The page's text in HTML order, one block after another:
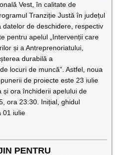
Vest, în calitate de
Tranziție Justă în județul
de deschidere, respectiv
pentru apelul „Intervenții care
și a Antreprenoriatului,
durabilă a
locuri de muncă”. Astfel, noua
de proiecte este 23 iulie
și ora închiderii apelului de
ora 23:30. Inițial, ghidul
01 iulie
PENTRU